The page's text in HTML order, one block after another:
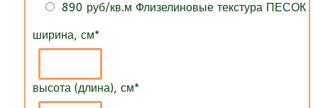
890 руб/кв.м Флизелиновые текстура ПЕСОК
ширина, см*
высота (длина), см*